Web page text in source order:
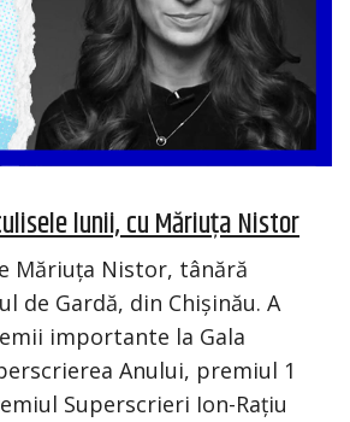
lunii, cu Măriuța Nistor
Măriuța Nistor, tânără
de Gardă, din Chișinău. A
importante la Gala
Anului, premiul 1
Superscrieri Ion-Rațiu